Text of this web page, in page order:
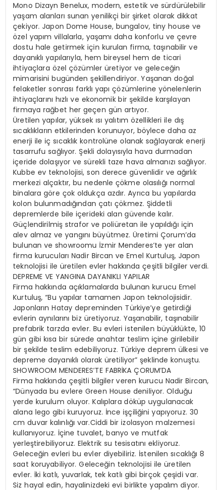
Mono Dizayn Benelux, modern, estetik ve sürdürülebilir
yaşam alanları sunan yenilikçi bir şirket olarak dikkat
çekiyor. Japon Dome House, bungalov, tiny house ve
özel yapım villalarla, yaşamı daha konforlu ve çevre
dostu hale getirmek için kurulan firma, taşınabilir ve
dayanıklı yapılarıyla, hem bireysel hem de ticari
ihtiyaçlara özel çözümler üretiyor ve geleceğin
mimarisini bugünden şekillendiriyor. Yaşanan doğal
felaketler sonrası farklı yapı çözümlerine yönelenlerin
ihtiyaçlarını hızlı ve ekonomik bir şekilde karşılayan
firmaya rağbet her geçen gün artıyor.
Üretilen yapılar, yüksek ısı yalıtım özellikleri ile dış
sıcaklıkların etkilerinden korunuyor, böylece daha az
enerji ile iç sıcaklık kontrolüne olanak sağlayarak enerji
tasarrufu sağlıyor. Şekli dolayısıyla hava durmadan
içeride dolaşıyor ve sürekli taze hava almanızı sağlıyor.
Kubbe ev teknolojisi, son derece güvenlidir ve ağırlık
merkezi alçaktır, bu nedenle çökme olasılığı normal
binalara göre çok oldukça azdır. Ayrıca bu yapılarda
kolon bulunmadığından çatı çökmez. Şiddetli
depremlerde bile içerideki alan güvende kalır.
Güçlendirilmiş strafor ve poliüretan ile yapıldığı için
alev almaz ve yangını büyütmez. Üretimi Çorum’da
bulunan ve showroomu İzmir Menderes’te yer alan
firma kurucuları Nadir Bircan ve Emel Kurtuluş, Japon
teknolojisi ile üretilen evler hakkında çeşitli bilgiler verdi.
DEPREME VE YANGINA DAYANIKLI YAPILAR
Firma hakkında açıklamalarda bulunan kurucu Emel
Kurtuluş, “Bu yapılar tamamen Japon teknolojisidir.
Japonların Hatay depreminden Türkiye’ye getirdiği
evlerin aynılarını biz üretiyoruz. Yaşanabilir, taşınabilir
prefabrik tarzda evler. Bu evleri istenilen büyüklükte, 10
gün gibi kısa bir sürede anahtar teslim içine girilebilir
bir şekilde teslim edebiliyoruz. Türkiye deprem ülkesi ve
depreme dayanıklı olarak üretiliyor” şeklinde konuştu.
SHOWROOM MENDERES’TE FABRİKA ÇORUM’DA
Firma hakkında çeşitli bilgiler veren kurucu Nadir Bircan,
“Dünyada bu evlere Green House deniliyor. Olduğu
yerde kurulum oluyor. Kalıplara döküp uygulanacak
alana lego gibi kuruyoruz. İnce işçiliğini yapıyoruz. 30
cm duvar kalınlığı var.Ciddi bir izolasyon malzemesi
kullanıyoruz. İçine tuvalet, banyo ve mutfak
yerleştirebiliyoruz. Elektrik su tesisatını ekliyoruz.
Geleceğin evleri bu evler diyebiliriz. İstenilen sıcaklığı 8
saat koruyabiliyor. Geleceğin teknolojisi ile üretilen
evler. İki katlı, yuvarlak, tek katlı gibi birçok çeşidi var.
Siz hayal edin, hayalinizdeki evi birlikte yapalım diyor.